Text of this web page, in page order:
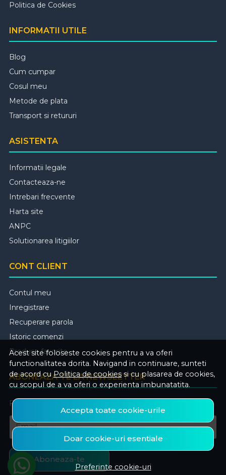
Acest site foloseste cookies pentru a va oferi
functionalitatea dorita. Navigand in continuare, sunteti
de acord cuPolitica de cookiessi cu plasarea de cookies,
cu scopul de a va oferi o experienta imbunatatita.
Accepta toate cookie-urile
Doar cookie-uri esentiale
Preferinte cookie-uri
Politica de Cookies
INFORMATII UTILE
Blog
Cum cumpar
Cosul meu
Metode de plata
Transport si retururi
ASISTENTA
Informatii legale
Contacteaza-ne
Intrebari frecvente
Harta site
ANPC
Solutionarea litigiilor
CONT CLIENT
Contul meu
Inregistrare
Recuperare parola
Istoric comenzi
Produse favorite
ABONEAZA-TE LA NEWSLETTER
Fii la curent cu toate promotiile si produsele noi din shop!
Email
Aboneaza-te